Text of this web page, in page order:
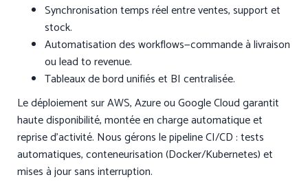
Synchronisation temps réel entre ventes, support et
stock.
Automatisation des workflows—commande à livraison
ou lead to revenue.
Tableaux de bord unifiés et BI centralisée.
Le déploiement sur AWS, Azure ou Google Cloud garantit
haute disponibilité, montée en charge automatique et
reprise d’activité. Nous gérons le pipeline CI/CD : tests
automatiques, conteneurisation (Docker/Kubernetes) et
mises à jour sans interruption.